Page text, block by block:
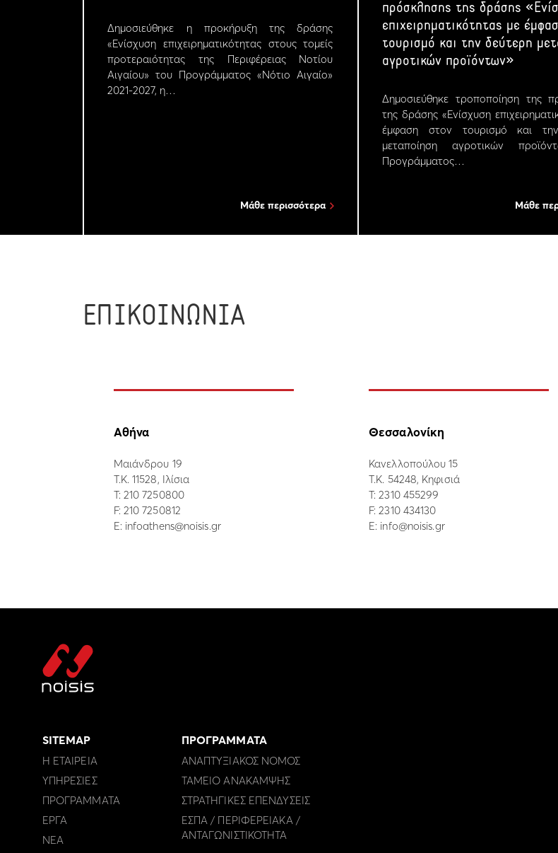
Δημοσιεύθηκε η προκήρυξη της δράσης
«Ενίσχυση επιχειρηματικότητας στους τομείς
προτεραιότητας της Περιφέρειας Νοτίου
Αιγαίου» του Προγράμματος «Νότιο Αιγαίο»
2021-2027, η…
Μάθε περισσότερα
πρόσκλησης της δράσης
επιχειρηματικότητας με
τουρισμό και την δεύτερη
αγροτικών προϊόντων»
Δημοσιεύθηκε τροποποίηση της
της δράσης «Ενίσχυση
έμφαση στον τουρισμό και
μεταποίηση αγροτικών
Προγράμματος…
Μάθε
ΕΠΙΚΟΙΝΩΝΙΑ
Αθήνα
Μαιάνδρου 19
Τ.Κ. 11528, Ιλίσια
Τ: 210 7250800
F: 210 7250812
E: infoathens@noisis.gr
Θεσσαλονίκη
Κανελλοπούλου 15
Τ.Κ. 54248, Κηφισιά
Τ:2310 455299
F: 2310 434130
E: info@noisis.gr
SITEMAP
Η ΕΤΑΙΡΕΙΑ
ΥΠΗΡΕΣΙΕΣ
ΠΡΟΓΡΑΜΜΑΤΑ
ΕΡΓΑ
ΝΕΑ
ΠΡΟΓΡΑΜΜΑΤΑ
ΑΝΑΠΤΥΞΙΑΚΟΣ ΝΟΜΟΣ
ΤΑΜΕΙΟ ΑΝΑΚΑΜΨΗΣ
ΣΤΡΑΤΗΓΙΚΕΣ ΕΠΕΝΔΥΣΕΙΣ
ΕΣΠΑ / ΠΕΡΙΦΕΡΕΙΑΚΑ /
ΑΝΤΑΓΩΝΙΣΤΙΚΟΤΗΤΑ